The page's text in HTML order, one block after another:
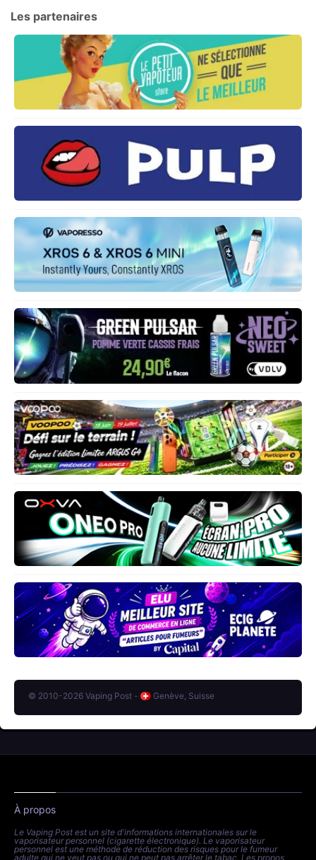
Les partenaires
© 2010-2026 Vaping Post - Genève, Suisse
À propos
Le Vaping Post est un site d'informations internationales sur le
vaporisateur personnel (cigarette électronique). Le vaporisateur
personnel est une méthode de réduction des risques pour le fumeur
adulte qui ne veut pas ou qui ne peut pas arrêter le tabac. Les propos